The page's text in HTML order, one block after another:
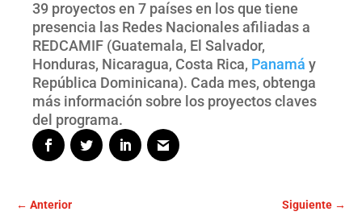
39 proyectos en 7 países en los que tiene
presencia las Redes Nacionales afiliadas a
REDCAMIF (Guatemala, El Salvador,
Honduras, Nicaragua, Costa Rica, Panamá y
República Dominicana). Cada mes, obtenga
más información sobre los proyectos claves
del programa.
← Anterior Siguiente →